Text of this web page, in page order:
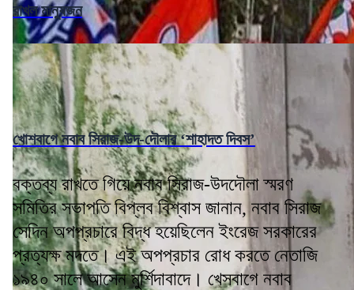
রাখল মানুষজন
খোশবাগে নবাব সিরাজ-উদ-দৌলার ‘শাহাদত দিবস’
বক্তব্য রাখতে গিয়ে নবাব সিরাজ-উদদৌলা স্মরণ
সমিতির সভাপতি বিপ্লব বিশ্বাস জানান, নবাব সিরাজ
সেদিন অপপ্রচারে বিদ্ধ হয়েছিলেন ইংরেজ সরকারের
প্রত্যক্ষ মদতে। এই অপপ্রচার রোধ করতে নেতাজি
১৯৪০ সালে আসেন মুর্শিদাবাদে। খেসবাগে নবাব